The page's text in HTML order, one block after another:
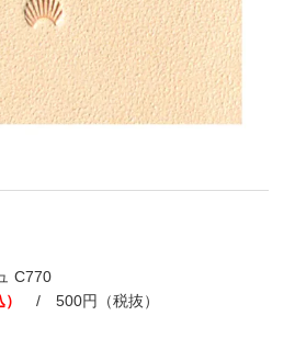
C770
/ 500円（税抜）